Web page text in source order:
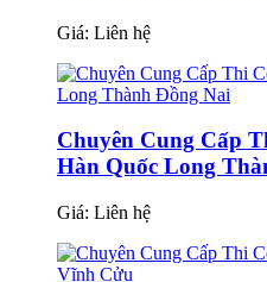
Giá: Liên hệ
Chuyên Cung Cấp
Hàn Quốc Long
Giá: Liên hệ